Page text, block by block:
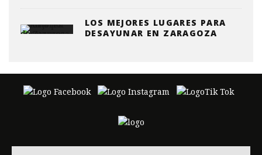
LOS MEJORES LUGARES PARA
DESAYUNAR EN ZARAGOZA